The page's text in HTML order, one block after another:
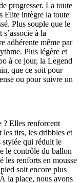
progresser. La toute
Elite intègre la toute
Plus souple que le
à la
adhérente même par
Plus légère et
à ce jour, la Legend
que ce soit pour
ou pour suivre un
? Elles renforcent
les tirs, les dribbles et
stylée qui réduit le
le contrôle du ballon
les renforts en mousse
soit encore plus
la place, nous avons